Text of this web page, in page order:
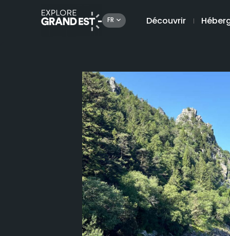
FR Découvrir